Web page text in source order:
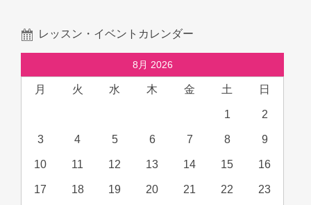
レッスン・イベントカレンダー
8月 2026
月 火 水 木 金 土 日
1 2
3 4 5 6 7 8 9
10 11 12 13 14 15 16
17 18 19 20 21 22 23